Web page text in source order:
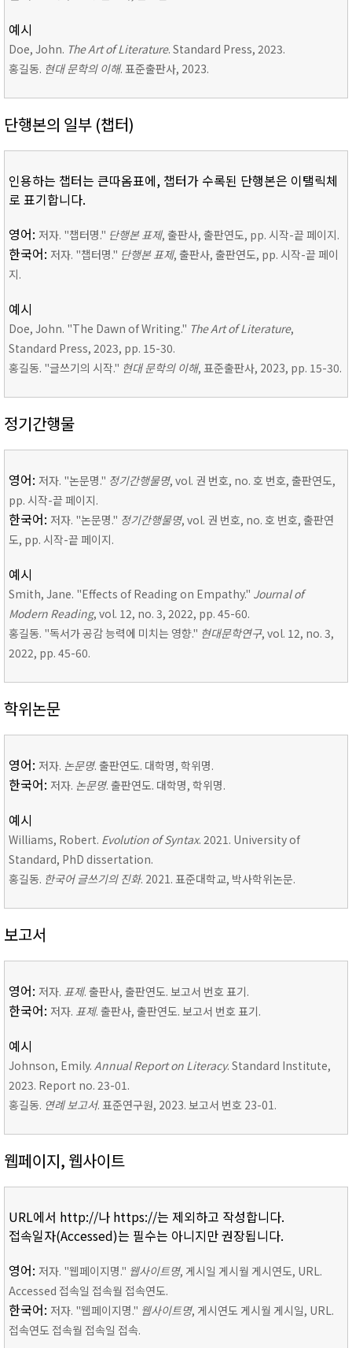
예시
Doe, John. The Art of Literature. Standard Press, 2023.
홍길동. 현대 문학의 이해. 표준출판사, 2023.
단행본의 일부 (챕터)
인용하는 챕터는 큰따옴표에, 챕터가 수록된 단행본은 이탤릭체
로 표기합니다.
영어: 저자. "챕터명." 단행본 표제, 출판사, 출판연도, pp. 시작-끝 페이지.
한국어: 저자. "챕터명." 단행본 표제, 출판사, 출판연도, pp. 시작-끝 페이
지.
예시
Doe, John. "The Dawn of Writing." The Art of Literature,
Standard Press, 2023, pp. 15-30.
홍길동. "글쓰기의 시작." 현대 문학의 이해, 표준출판사, 2023, pp. 15-30.
정기간행물
영어: 저자. "논문명." 정기간행물명, vol. 권 번호, no. 호 번호, 출판연도,
pp. 시작-끝 페이지.
한국어: 저자. "논문명." 정기간행물명, vol. 권 번호, no. 호 번호, 출판연
도, pp. 시작-끝 페이지.
예시
Smith, Jane. "Effects of Reading on Empathy." Journal of
Modern Reading, vol. 12, no. 3, 2022, pp. 45-60.
홍길동. "독서가 공감 능력에 미치는 영향." 현대문학연구, vol. 12, no. 3,
2022, pp. 45-60.
학위논문
영어: 저자. 논문명. 출판연도. 대학명, 학위명.
한국어: 저자. 논문명. 출판연도. 대학명, 학위명.
예시
Williams, Robert. Evolution of Syntax. 2021. University of
Standard, PhD dissertation.
홍길동. 한국어 글쓰기의 진화. 2021. 표준대학교, 박사학위논문.
보고서
영어: 저자. 표제. 출판사, 출판연도. 보고서 번호 표기.
한국어: 저자. 표제. 출판사, 출판연도. 보고서 번호 표기.
예시
Johnson, Emily. Annual Report on Literacy. Standard Institute,
2023. Report no. 23-01.
홍길동. 연례 보고서. 표준연구원, 2023. 보고서 번호 23-01.
웹페이지, 웹사이트
URL에서 http://나 https://는 제외하고 작성합니다.
접속일자(Accessed)는 필수는 아니지만 권장됩니다.
영어: 저자. "웹페이지명." 웹사이트명, 게시일 게시월 게시연도, URL.
Accessed 접속일 접속월 접속연도.
한국어: 저자. "웹페이지명." 웹사이트명, 게시연도 게시월 게시일, URL.
접속연도 접속월 접속일 접속.